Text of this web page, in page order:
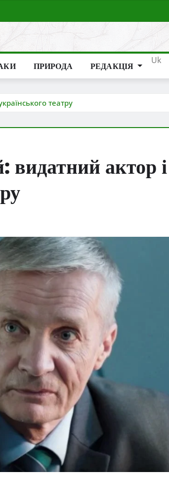
ПРИРОДА РЕДАКЦІЯ
Uk
театру
видатний актор і